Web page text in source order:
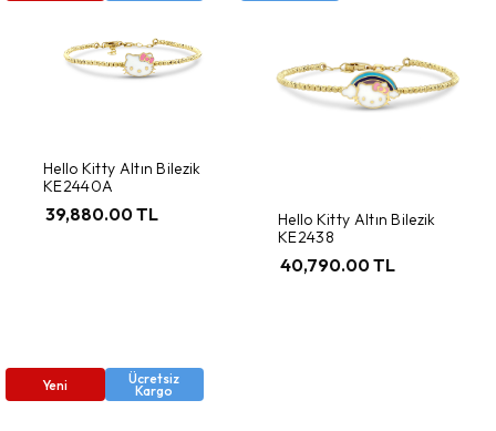
Hello Kitty Altın Bilezik
KE2440A
39,880.00 TL
Hello Kitty Altın Bilezik
KE2438
40,790.00 TL
Yeni Ücretsiz
Kargo